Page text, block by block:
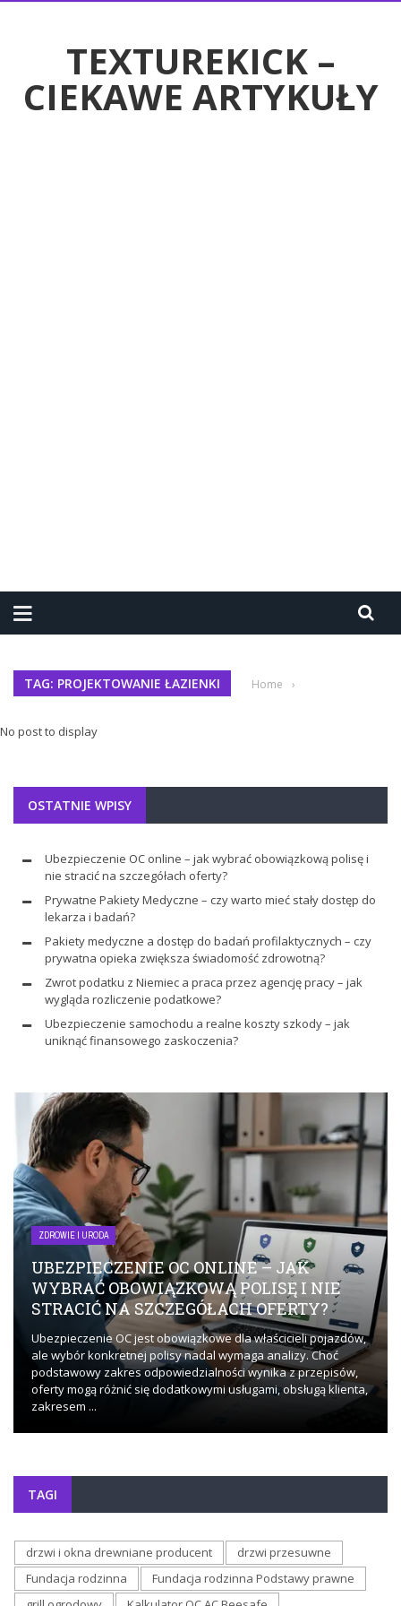
TEXTUREKICK –
CIEKAWE ARTYKUŁY
TAG: PROJEKTOWANIE ŁAZIENKI Home ›
No post to display
OSTATNIE WPISY
Ubezpieczenie OC online – jak wybrać obowiązkową polisę i
nie stracić na szczegółach oferty?
Prywatne Pakiety Medyczne – czy warto mieć stały dostęp do
lekarza i badań?
Pakiety medyczne a dostęp do badań profilaktycznych – czy
prywatna opieka zwiększa świadomość zdrowotną?
Zwrot podatku z Niemiec a praca przez agencję pracy – jak
wygląda rozliczenie podatkowe?
Ubezpieczenie samochodu a realne koszty szkody – jak
uniknąć finansowego zaskoczenia?
ZDROWIE I URODA
UBEZPIECZENIE OC ONLINE – JAK
WYBRAĆ OBOWIĄZKOWĄ POLISĘ I NIE
STRACIĆ NA SZCZEGÓŁACH OFERTY?
Ubezpieczenie OC jest obowiązkowe dla właścicieli pojazdów,
ale wybór konkretnej polisy nadal wymaga analizy. Choć
podstawowy zakres odpowiedzialności wynika z przepisów,
oferty mogą różnić się dodatkowymi usługami, obsługą klienta,
zakresem ...
TAGI
drzwi i okna drewniane producent
drzwi przesuwne
Fundacja rodzinna
Fundacja rodzinna Podstawy prawne